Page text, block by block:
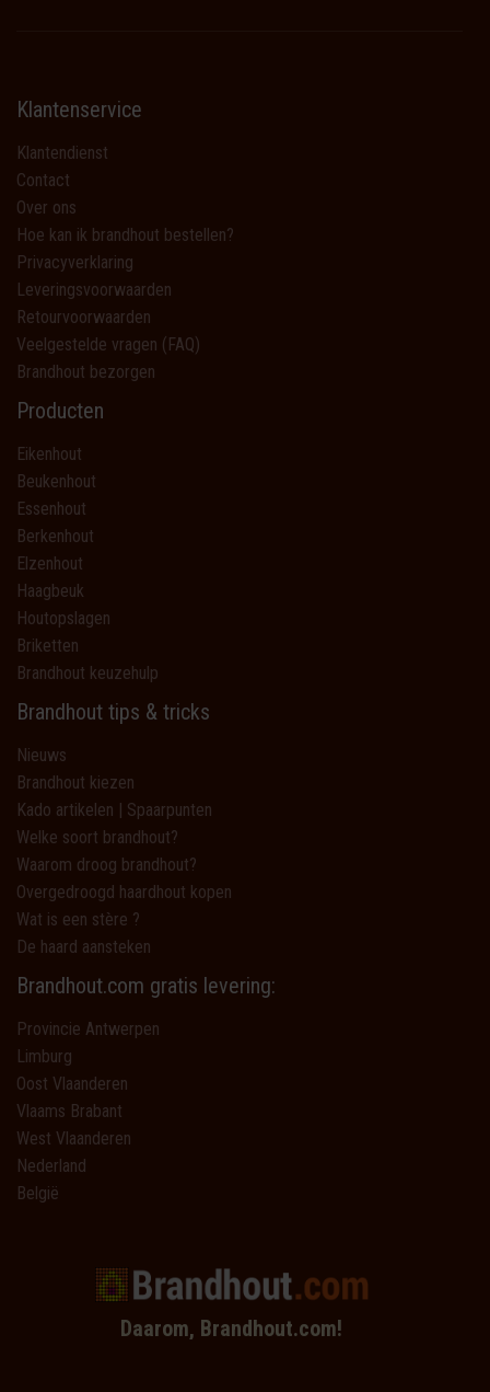
Klantenservice
Klantendienst
Contact
Over ons
Hoe kan ik brandhout bestellen?
Privacyverklaring
Leveringsvoorwaarden
Retourvoorwaarden
Veelgestelde vragen (FAQ)
Brandhout bezorgen
Producten
Eikenhout
Beukenhout
Essenhout
Berkenhout
Elzenhout
Haagbeuk
Houtopslagen
Briketten
Brandhout keuzehulp
Brandhout tips & tricks
Nieuws
Brandhout kiezen
Kado artikelen | Spaarpunten
Welke soort brandhout?
Waarom droog brandhout?
Overgedroogd haardhout kopen
Wat is een stère ?
De haard aansteken
Brandhout.com gratis levering:
Provincie Antwerpen
Limburg
Oost Vlaanderen
Vlaams Brabant
West Vlaanderen
Nederland
België
Daarom, Brandhout.com!